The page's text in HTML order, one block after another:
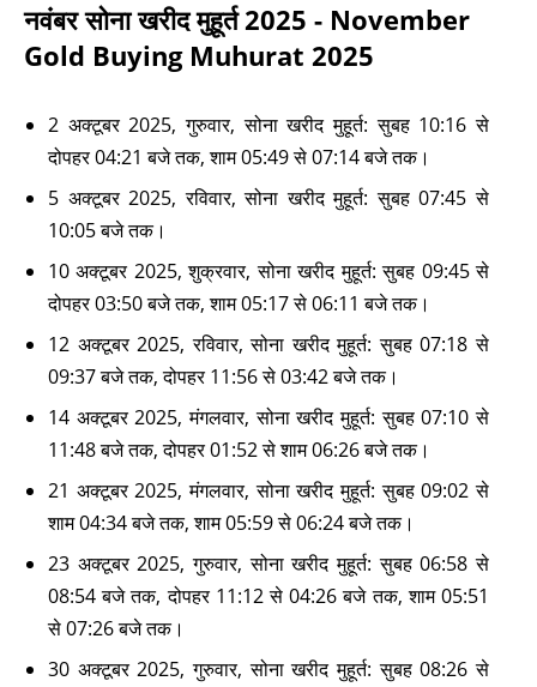
नवंबर सोना खरीद मुहूर्त 2025 - November
Gold Buying Muhurat 2025
2 अक्टूबर 2025, गुरुवार, सोना खरीद मुहूर्त: सुबह 10:16 से
दोपहर 04:21 बजे तक, शाम 05:49 से 07:14 बजे तक।
5 अक्टूबर 2025, रविवार, सोना खरीद मुहूर्त: सुबह 07:45 से
10:05 बजे तक।
10 अक्टूबर 2025, शुक्रवार, सोना खरीद मुहूर्त: सुबह 09:45 से
दोपहर 03:50 बजे तक, शाम 05:17 से 06:11 बजे तक।
12 अक्टूबर 2025, रविवार, सोना खरीद मुहूर्त: सुबह 07:18 से
09:37 बजे तक, दोपहर 11:56 से 03:42 बजे तक।
14 अक्टूबर 2025, मंगलवार, सोना खरीद मुहूर्त: सुबह 07:10 से
11:48 बजे तक, दोपहर 01:52 से शाम 06:26 बजे तक।
21 अक्टूबर 2025, मंगलवार, सोना खरीद मुहूर्त: सुबह 09:02 से
शाम 04:34 बजे तक, शाम 05:59 से 06:24 बजे तक।
23 अक्टूबर 2025, गुरुवार, सोना खरीद मुहूर्त: सुबह 06:58 से
08:54 बजे तक, दोपहर 11:12 से 04:26 बजे तक, शाम 05:51
से 07:26 बजे तक।
30 अक्टूबर 2025, गुरुवार, सोना खरीद मुहूर्त: सुबह 08:26 से